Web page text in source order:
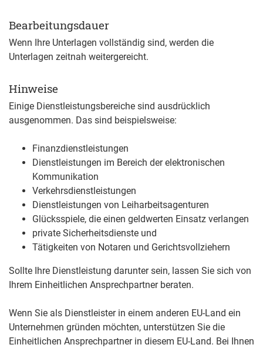
Bearbeitungsdauer
Wenn Ihre Unterlagen vollständig sind, werden die
Unterlagen zeitnah weitergereicht.
Hinweise
Einige Dienstleistungsbereiche sind ausdrücklich
ausgenommen. Das sind beispielsweise:
Finanzdienstleistungen
Dienstleistungen im Bereich der elektronischen
Kommunikation
Verkehrsdienstleistungen
Dienstleistungen von Leiharbeitsagenturen
Glücksspiele, die einen geldwerten Einsatz verlangen
private Sicherheitsdienste und
Tätigkeiten von Notaren und Gerichtsvollziehern
Sollte Ihre Dienstleistung darunter sein, lassen Sie sich von
Ihrem Einheitlichen Ansprechpartner beraten.
Wenn Sie als Dienstleister in einem anderen EU-Land ein
Unternehmen gründen möchten, unterstützen Sie die
Einheitlichen Ansprechpartner in diesem EU-Land. Bei Ihnen